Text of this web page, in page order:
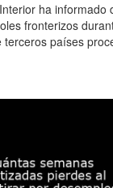
ha informado
fronterizos
terceros países